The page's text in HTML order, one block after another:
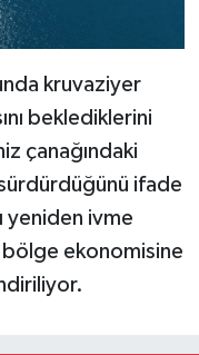
kruvaziyer
beklediklerini
çanağındaki
ifade
yeniden ivme
ekonomisine